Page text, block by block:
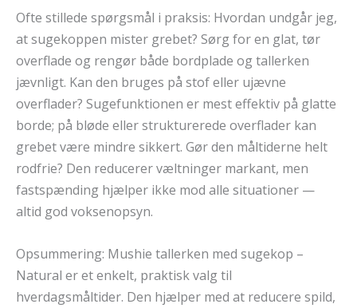
Ofte stillede spørgsmål i praksis: Hvordan undgår jeg,
at sugekoppen mister grebet? Sørg for en glat, tør
overflade og rengør både bordplade og tallerken
jævnligt. Kan den bruges på stof eller ujævne
overflader? Sugefunktionen er mest effektiv på glatte
borde; på bløde eller strukturerede overflader kan
grebet være mindre sikkert. Gør den måltiderne helt
rodfrie? Den reducerer væltninger markant, men
fastspænding hjælper ikke mod alle situationer —
altid god voksenopsyn.
Opsummering: Mushie tallerken med sugekop –
Natural er et enkelt, praktisk valg til
hverdagsmåltider. Den hjælper med at reducere spild,